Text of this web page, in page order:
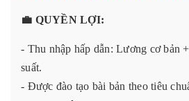
💼 QUYỀN LỢI:
- Thu nhập hấp dẫn: Lương cơ bản
suất.
- Được đào tạo bài bản theo tiêu